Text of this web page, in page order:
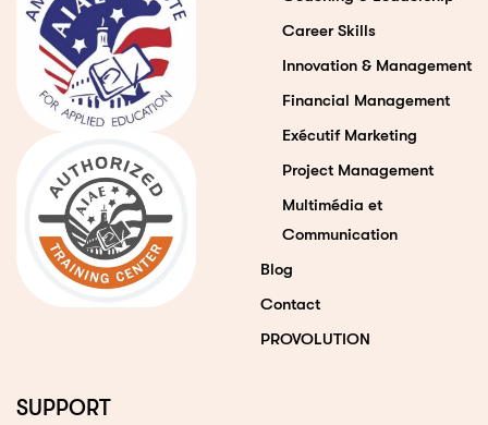
Career Skills
Innovation & Management
Financial Management
Exécutif Marketing
Project Management
Multimédia et
Communication
Blog
Contact
PROVOLUTION
SUPPORT